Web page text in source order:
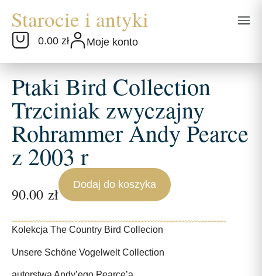
0.00 zł Moje konto
Ptaki Bird Collection
Trzciniak zwyczajny
Rohrammer Andy Pearce
z 2003 r
90.00 zł
Dodaj do koszyka
Kolekcja The Country Bird Collecion
Unsere Schöne Vogelwelt Collection